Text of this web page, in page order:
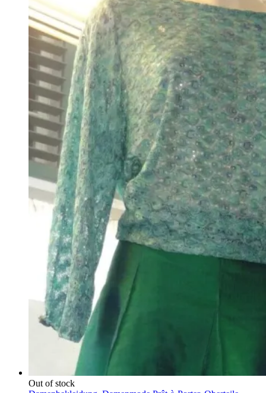
Out of stock